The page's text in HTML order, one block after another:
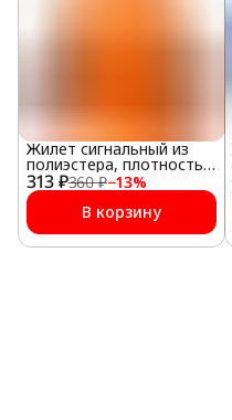
313 ₽360 ₽−13%
Жилет сигнальный из
полиэстера, плотность
100 г/м2, оранжевый
В корзину